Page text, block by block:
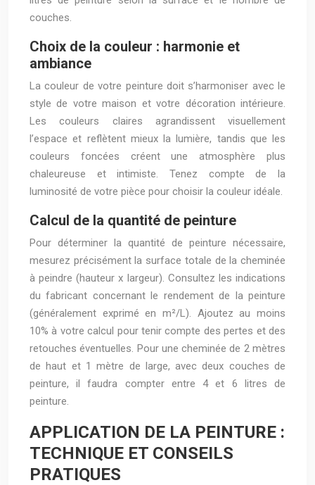
couches.
Choix de la couleur : harmonie et
ambiance
La couleur de votre peinture doit s’harmoniser avec le
style de votre maison et votre décoration intérieure.
Les couleurs claires agrandissent visuellement
l’espace et reflètent mieux la lumière, tandis que les
couleurs foncées créent une atmosphère plus
chaleureuse et intimiste. Tenez compte de la
luminosité de votre pièce pour choisir la couleur idéale.
Calcul de la quantité de peinture
Pour déterminer la quantité de peinture nécessaire,
mesurez précisément la surface totale de la cheminée
à peindre (hauteur x largeur). Consultez les indications
du fabricant concernant le rendement de la peinture
(généralement exprimé en m²/L). Ajoutez au moins
10% à votre calcul pour tenir compte des pertes et des
retouches éventuelles. Pour une cheminée de 2 mètres
de haut et 1 mètre de large, avec deux couches de
peinture, il faudra compter entre 4 et 6 litres de
peinture.
APPLICATION DE LA PEINTURE :
TECHNIQUE ET CONSEILS
PRATIQUES